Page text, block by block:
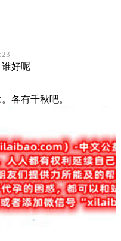
好呢
各有千秋吧。